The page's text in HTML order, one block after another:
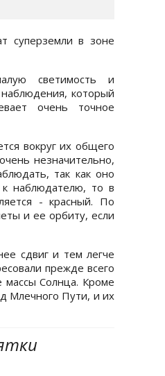
суперземли в зоне
светимость и
который
очень точное
вокруг их общего
незначительно,
так как оно
наблюдателю, то в
- красный. По
и ее орбиту, если
сдвиг и тем легче
прежде всего
массы Солнца. Кроме
Млечного Пути, и их